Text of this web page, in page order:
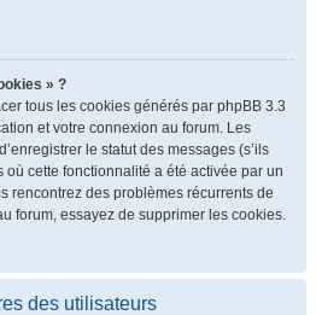
» ?
tous les cookies générés par phpBB 3.3
et votre connexion au forum. Les
le statut des messages (s’ils
cette fonctionnalité a été activée par un
rencontrez des problèmes récurrents de
forum, essayez de supprimer les cookies.
des utilisateurs